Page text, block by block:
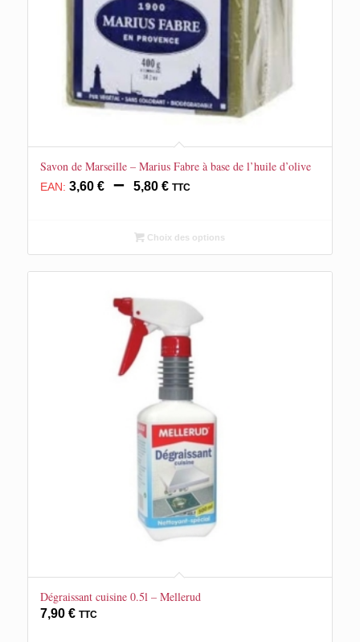
Savon de Marseille – Marius Fabre à base de l’huile d’olive
EAN: 3,60 € – 5,80 €Plage
3,60 €
à
5,80 €
TTC
Choix des options
Dégraissant cuisine 0.5l – Mellerud
7,90 € TTC